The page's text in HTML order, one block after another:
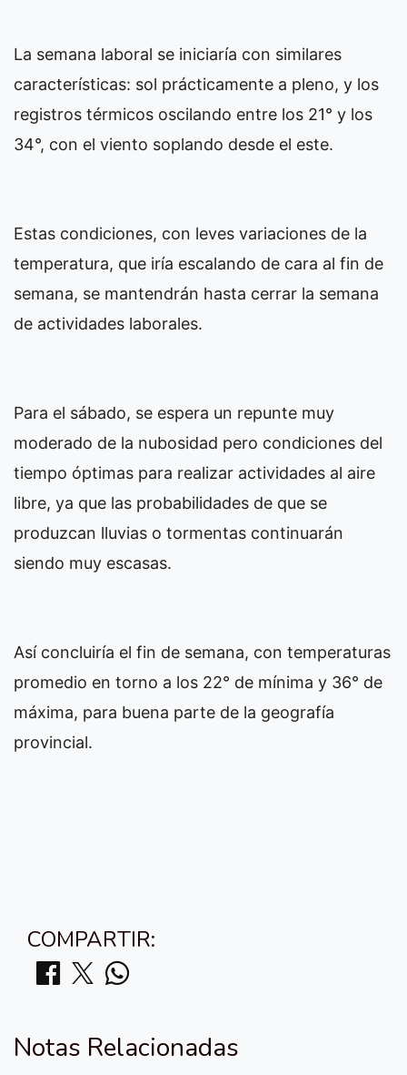
La semana laboral se iniciaría con similares
características: sol prácticamente a pleno, y los
registros térmicos oscilando entre los 21° y los
34°, con el viento soplando desde el este.
Estas condiciones, con leves variaciones de la
temperatura, que iría escalando de cara al fin de
semana, se mantendrán hasta cerrar la semana
de actividades laborales.
Para el sábado, se espera un repunte muy
moderado de la nubosidad pero condiciones del
tiempo óptimas para realizar actividades al aire
libre, ya que las probabilidades de que se
produzcan lluvias o tormentas continuarán
siendo muy escasas.
Así concluiría el fin de semana, con temperaturas
promedio en torno a los 22° de mínima y 36° de
máxima, para buena parte de la geografía
provincial.
COMPARTIR:
Notas Relacionadas